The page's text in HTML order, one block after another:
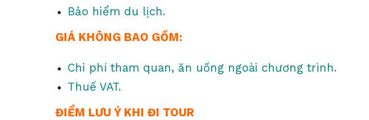
Bảo hiểm du lịch.
GIÁ KHÔNG BAO GỒM:
Chi phí tham quan, ăn uống ngoài chương trình.
Thuế VAT.
ĐIỂM LƯU Ý KHI ĐI TOUR